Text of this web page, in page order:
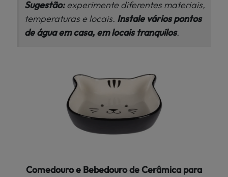
Sugestão:experimente diferentes materiais,
temperaturas e locais. Instale vários pontos
de água em casa, em locais tranquilos.
Comedouro e Bebedouro de Cerâmica para